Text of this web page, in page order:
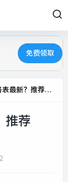
免费领取
荐500M包1年1299元
推荐